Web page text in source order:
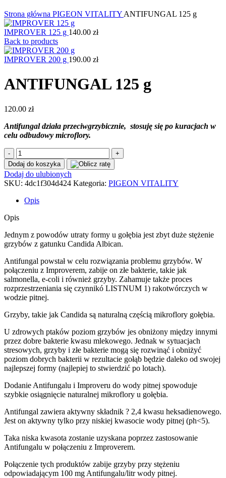
Strona główna PIGEON VITALITY ANTIFUNGAL 125 g
IMPROVER 125 g 140.00 zł
Back to products
IMPROVER 200 g 190.00 zł
ANTIFUNGAL 125 g
120.00 zł
Antifungal działa przeciwgrzybicznie, stosuję się po kuracjach w
celu odbudowy microflory.
ilość
ANTIFUNGAL
125
g
Dodaj do koszyka
Dodaj do ulubionych
SKU: 4dc1f304d424 Kategoria: PIGEON VITALITY
Opis
Opis
Jednym z powodów utraty formy u gołębia jest zbyt duże stężenie
grzybów z gatunku Candida Albican.
Antifungal powstał w celu rozwiązania problemu grzybów. W
połączeniu z Improverem, zabije on złe bakterie, takie jak
salmonella, e-coli i również grzyby. Zahamuje także proces
rozprzestrzeniania się czynnikó LISTNUM 1) rakotwórczych w
wodzie pitnej.
Grzyby, takie jak Candida są naturalną częścią mikroflory gołębia.
U zdrowych ptaków poziom grzybów jes obniżony między innymi
przez dobre bakterie kwasu mlekowego. Jednak w sytuacjach
stresowych, grzyby i złe bakterie mogą się rozwinąć i obniżyć
poziom dobrych bakterii w rezultacie gołąb będzie daleko od swojej
najlepszej formy (najlepiej to stwierdzić po lotach).
Dodanie Antifungalu i Improveru do wody pitnej spowoduje
szybkie osiągnięcie naturalnej mikroflory u gołębia.
Antifungal zawiera aktywny składnik ? 2,4 kwasu heksadienowego.
Jest on aktywny tylko przy niskiej kwasocie wody pitnej (ph<5).
Taka niska kwasota zostanie uzyskana poprzez zastosowanie
Antifungalu w połączeniu z Improverem.
Połączenie tych produktów zabije grzyby przy stężeniu
odpowiadającym 100 mg Antifungalu/litr wody pitnej.